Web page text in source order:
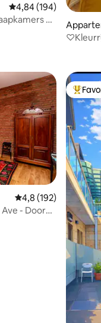
recensies
Gemiddelde
4,84 (194)
en
recensies
Gemiddelde
4,8 (192)
Ave - Door